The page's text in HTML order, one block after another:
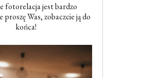
fotorelacja jest bardzo
proszę Was, zobaczcie ją do
końca!